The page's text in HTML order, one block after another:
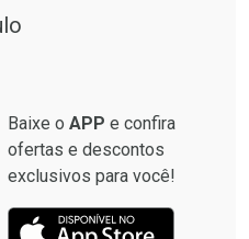
Baixe o APP e confira
ofertas e descontos
exclusivos para você!